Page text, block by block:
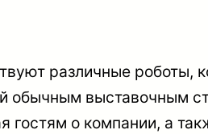
различные роботы,
обычным выставочным
о компании, а